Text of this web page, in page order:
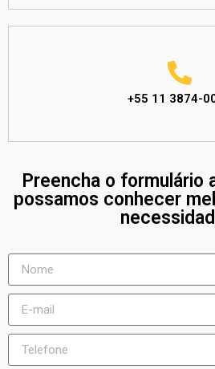
+55 11 3874-
Preencha o formulário
possamos conhecer